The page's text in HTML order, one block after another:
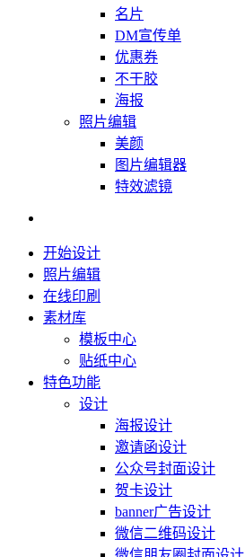
名片
DM宣传单
优惠券
不干胶
海报
照片编辑
美颜
图片编辑器
特效滤镜
开始设计
照片编辑
在线印刷
素材库
模板中心
贴纸中心
特色功能
设计
海报设计
邀请函设计
公众号封面设计
贺卡设计
banner广告设计
微信二维码设计